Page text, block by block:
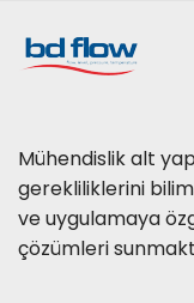
Mühendislik alt
gerekliliklerini
ve uygulamaya
çözümleri